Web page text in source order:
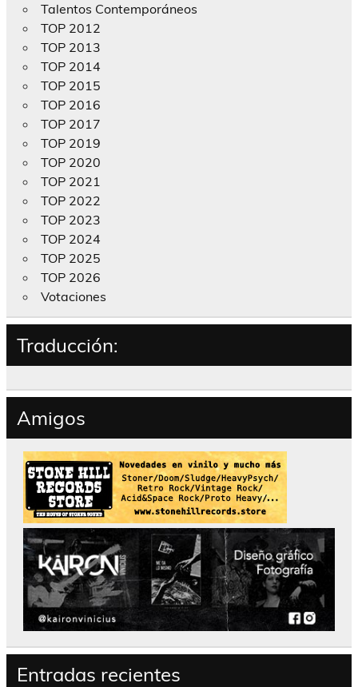
Talentos Contemporáneos
TOP 2012
TOP 2013
TOP 2014
TOP 2015
TOP 2016
TOP 2017
TOP 2019
TOP 2020
TOP 2021
TOP 2022
TOP 2023
TOP 2024
TOP 2025
TOP 2026
Votaciones
Traducción:
Amigos
Entradas recientes